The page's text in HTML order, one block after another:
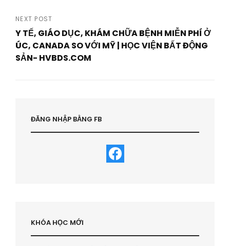
Post
NEXT POST
Y TẾ, GIÁO DỤC, KHÁM CHỮA BỆNH MIỄN PHÍ Ở
ÚC, CANADA SO VỚI MỸ | HỌC VIỆN BẤT ĐỘNG
SẢN- HVBDS.COM
ĐĂNG NHẬP BẰNG FB
KHÓA HỌC MỚI